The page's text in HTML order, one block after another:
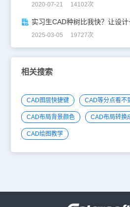
2020-07-21 14102次
实习生CAD种树比我快？让设
2025-03-05 19727次
相关搜索
CAD图层快捷键 CAD等分点看不
CAD布局背景颜色 CAD布局转换
CAD绘图教学